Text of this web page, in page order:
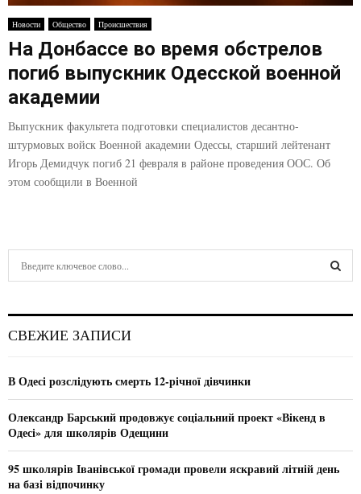
E
N
U
Новости Общество Происшествия
На Донбассе во время обстрелов
погиб выпускник Одесской военной
академии
Выпускник факультета подготовки специалистов десантно-
штурмовых войск Военной академии Одессы, старший лейтенант
Игорь Демидчук погиб 21 февраля в районе проведения ООС. Об
этом сообщили в Военной
h
o
:
СВЕЖИЕ ЗАПИСИ
В Одесі розслідують смерть 12-річної дівчинки
Олександр Барський продовжує соціальний проект «Вікенд в
Одесі» для школярів Одещини
95 школярів Іванівської громади провели яскравий літній день
на базі відпочинку